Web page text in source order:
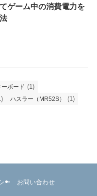
ゲーム中の消費電力を
ーボード (1)
ハスラー（MR52S） (1)
ー お問い合わせ